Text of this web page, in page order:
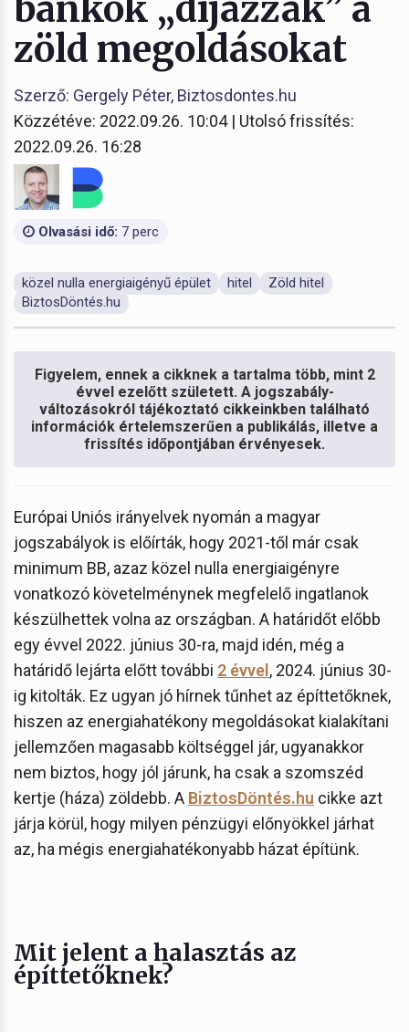
zöld megoldásokat
Szerző: Gergely Péter, Biztosdontes.hu
Közzétéve: 2022.09.26. 10:04 | Utolsó frissítés:
2022.09.26. 16:28
Olvasási idő: 7 perc
közel nulla energiaigényű épület hitel
Zöld hitel
BiztosDöntés.hu
Figyelem, ennek a cikknek a tartalma több, mint 2
évvel ezelőtt született. A jogszabály-
változásokról tájékoztató cikkeinkben található
információk értelemszerűen a publikálás, illetve a
frissítés időpontjában érvényesek.
Európai Uniós irányelvek nyomán a magyar
jogszabályok is előírták, hogy 2021-től már csak
minimum BB, azaz közel nulla energiaigényre
vonatkozó követelménynek megfelelő ingatlanok
készülhettek volna az országban. A határidőt előbb
egy évvel 2022. június 30-ra, majd idén, még a
határidő lejárta előtt további 2 évvel, 2024. június 30-
ig kitolták. Ez ugyan jó hírnek tűnhet az építtetőknek,
hiszen az energiahatékony megoldásokat kialakítani
jellemzően magasabb költséggel jár, ugyanakkor
nem biztos, hogy jól járunk, ha csak a szomszéd
kertje (háza) zöldebb. A BiztosDöntés.hu cikke azt
járja körül, hogy milyen pénzügyi előnyökkel járhat
az, ha mégis energiahatékonyabb házat építünk.
Mit jelent a halasztás az
építtetőknek?